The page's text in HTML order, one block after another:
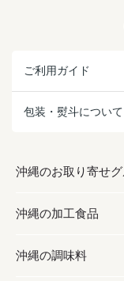
ご利用ガイド
包装・熨斗について
沖縄のお取り寄せグ
お取り寄せグルメ
フルーツ・野菜
沖縄の加工食品
加工食品
沖縄の調味料